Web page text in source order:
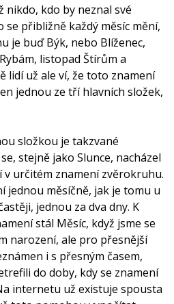
nikdo, kdo by neznal své
přibližně každý měsíc mění,
je buď Býk, nebo Blíženec,
listopad Štírům a
lidí už ale ví, že toto znamení
jednou ze tří hlavních složek,
složkou je takzvané
stejně jako Slunce, nacházel
určitém znamení zvěrokruhu.
jednou měsíčně, jak je tomu u
jednou za dva dny. K
stál Měsíc, když jsme se
narození, ale pro přesnější
i s přesným časem,
do doby, kdy se znamení
internetu už existuje spousta